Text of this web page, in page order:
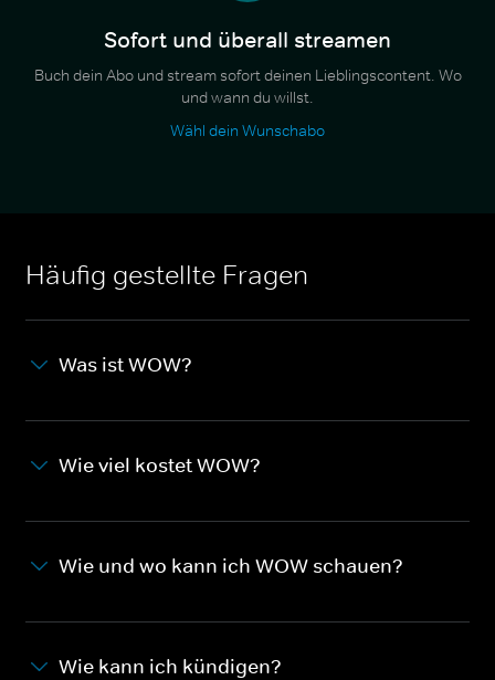
Sofort und überall streamen
Buch dein Abo und stream sofort deinen Lieblingscontent. Wo
und wann du willst.
Wähl dein Wunschabo
Häufig gestellte Fragen
Was ist WOW?
Wie viel kostet WOW?
Wie und wo kann ich WOW schauen?
Wie kann ich kündigen?